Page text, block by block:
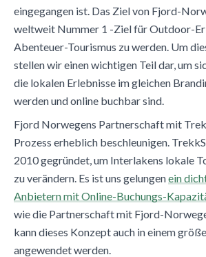
eingegangen ist. Das Ziel von Fjord-
weltweit Nummer 1 -Ziel für Outdoor-
Abenteuer-Tourismus zu werden. Um
stellen wir einen wichtigen Teil dar, um
die lokalen Erlebnisse im gleichen
werden und online buchbar sind.
Fjord Norwegens Partnerschaft mit
Prozess erheblich beschleunigen.
2010 gegründet, um Interlakens lokale
zu verändern. Es ist uns gelungenein
Anbietern mit Online-Buchungs-
wie die Partnerschaft mit Fjord-
kann dieses Konzept auch in einem
angewendet werden.